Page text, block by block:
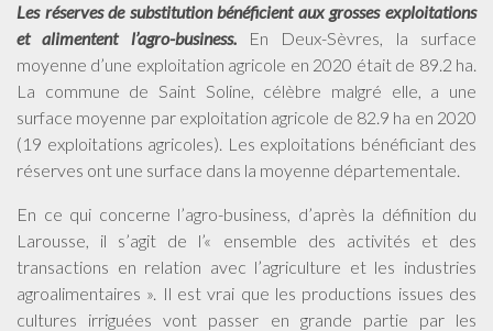
Les réserves de substitution bénéficient aux grosses exploitations
et alimentent l’agro-business.
En Deux-Sèvres, la surface
moyenne d’une exploitation agricole en 2020 était de 89.2 ha.
La commune de Saint Soline, célèbre malgré elle, a une
surface moyenne par exploitation agricole de 82.9 ha en 2020
(19 exploitations agricoles). Les exploitations bénéficiant des
réserves ont une surface dans la moyenne départementale.
En ce qui concerne l’agro-business, d’après la définition du
Larousse, il s’agit de l’« ensemble des activités et des
transactions en relation avec l’agriculture et les industries
agroalimentaires ». Il est vrai que les productions issues des
cultures irriguées vont passer en grande partie par les